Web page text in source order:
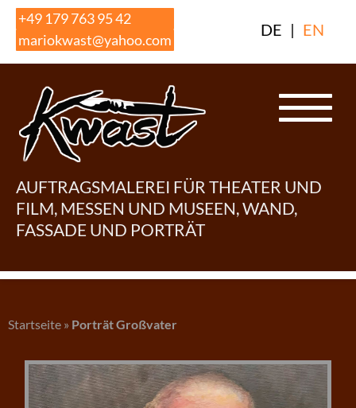
Skip
content
+49 179 763 95 42
mariokwast@yahoo.com
DE | EN
AUFTRAGSMALEREI FÜR THEATER UND
FILM, MESSEN UND MUSEEN, WAND,
FASSADE UND PORTRÄT
Startseite » Porträt Großvater